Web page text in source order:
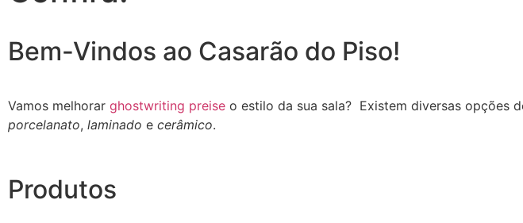
Bem-Vindos ao Casarão do Piso!
Vamos melhorar ghostwriting preise o estilo da sua sala? Existem diversas opções
porcelanato, laminado e cerâmico.
Produtos